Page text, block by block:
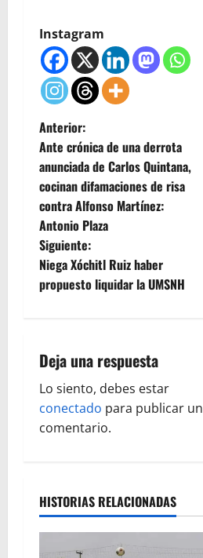
Instagram
N
a
v
e
g
a
i
ó
n
e
e
Anterior:
Ante crónica de una derrota
anunciada de Carlos Quintana,
cocinan difamaciones de risa
contra Alfonso Martínez:
Antonio Plaza
Siguiente:
Niega Xóchitl Ruiz haber
propuesto liquidar la UMSNH
Deja una respuesta
Lo siento, debes estar
conectado para publicar un
comentario.
HISTORIAS RELACIONADAS